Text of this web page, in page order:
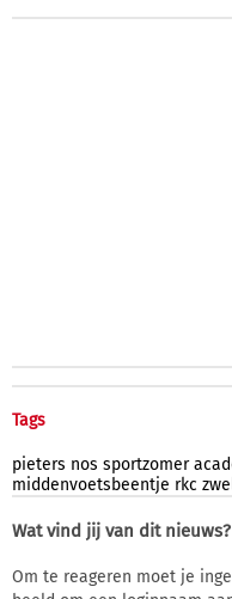
Tags
pieters nos sportzomer
middenvoetsbeentje rkc
Wat vind jij van dit nieuws?
Om te reageren moet je